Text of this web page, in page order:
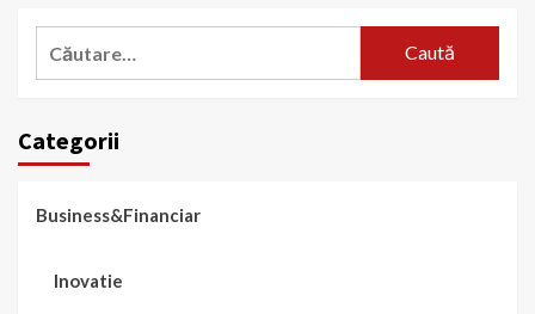
Categorii
Business&Financiar
Inovatie